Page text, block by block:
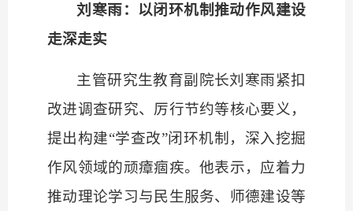
刘寒雨：以闭环机制推动作风建设
走深走实
主管研究生教育副院长刘寒雨紧扣
改进调查研究、厉行节约等核心要义，
提出构建“学查改”闭环机制，深入挖掘
作风领域的顽瘴痼疾。他表示，应着力
推动理论学习与民生服务、师德建设等